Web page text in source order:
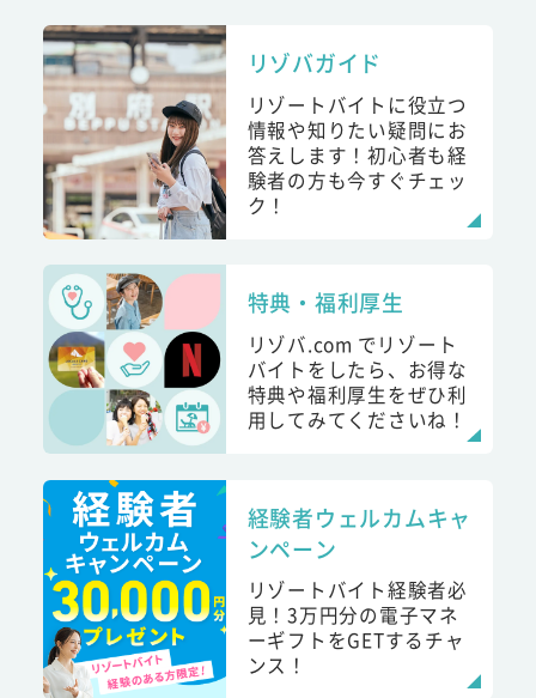
リゾバガイド
リゾートバイトに役立つ
情報や知りたい疑問にお
答えします！初心者も経
験者の方も今すぐチェッ
ク！
特典・福利厚生
リゾバ.com でリゾート
バイトをしたら、お得な
特典や福利厚生をぜひ利
用してみてくださいね！
経験者ウェルカムキャ
ンペーン
リゾートバイト経験者必
見！3万円分の電子マネ
ーギフトをGETするチャ
ンス！